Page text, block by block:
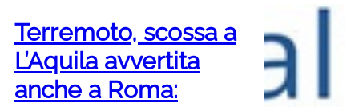
Terremoto, scossa a
L’Aquila avvertita
anche a Roma: